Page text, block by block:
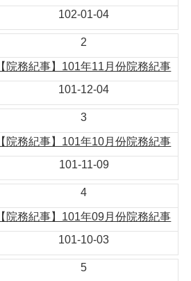
102-01-04
2
【院務紀事】101年11月份院務紀事
101-12-04
3
【院務紀事】101年10月份院務紀事
101-11-09
4
【院務紀事】101年09月份院務紀事
101-10-03
5